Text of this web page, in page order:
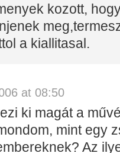
kozott,
a kiallitasal.
at 08:50
ki magát a
mint egy
Az